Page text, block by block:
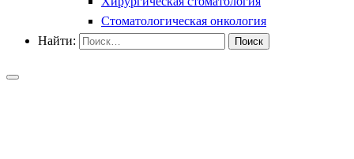
Стоматологическая онкология
Найти: